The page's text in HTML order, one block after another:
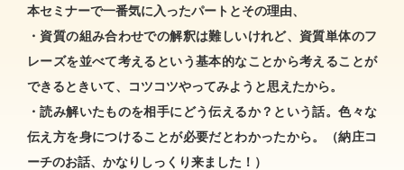
本セミナーで一番気に入ったパートとその理由、
・資質の組み合わせでの解釈は難しいけれど、資質単体のフ
レーズを並べて考えるという基本的なことから考えることが
できるときいて、コツコツやってみようと思えたから。
・読み解いたものを相手にどう伝えるか？という話。色々な
伝え方を身につけることが必要だとわかったから。（納庄コ
ーチのお話、かなりしっくり来ました！）